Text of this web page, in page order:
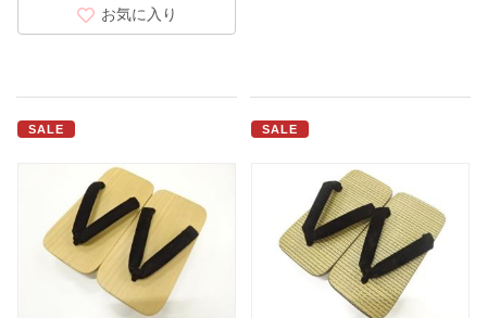
お気に入り
SALE SALE